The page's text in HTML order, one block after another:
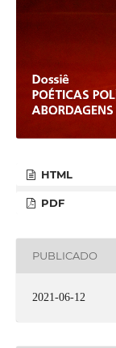
HTML
PDF
PUBLICADO
2021-06-12